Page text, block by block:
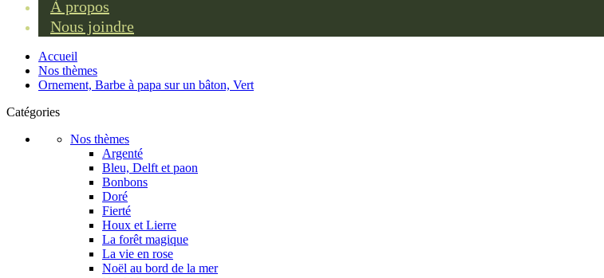
À propos
Nous joindre
Accueil
Nos thèmes
Ornement, Barbe à papa sur un bâton, Vert
Catégories
Nos thèmes
Argenté
Bleu, Delft et paon
Bonbons
Doré
Fierté
Houx et Lierre
La forêt magique
La vie en rose
Noël au bord de la mer